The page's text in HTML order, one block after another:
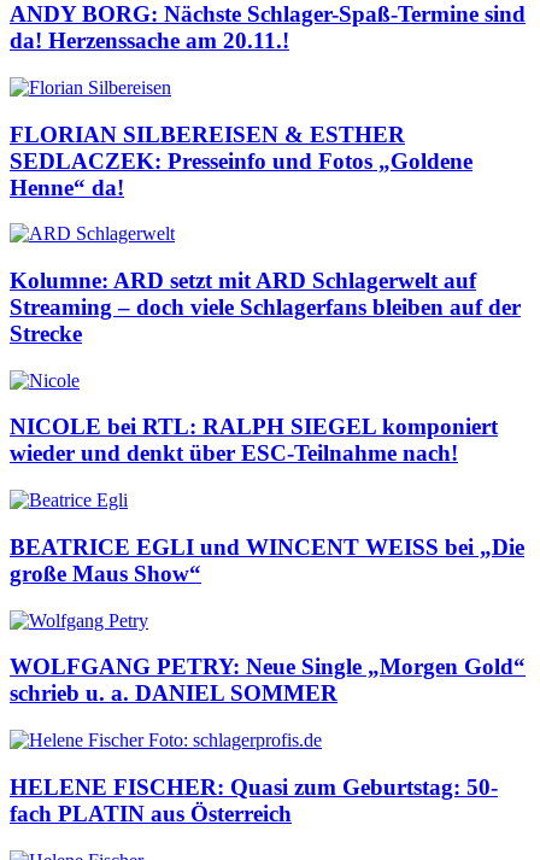
ANDY BORG: Nächste Schlager-Spaß-Termine sind
da! Herzenssache am 20.11.!
FLORIAN SILBEREISEN & ESTHER
SEDLACZEK: Presseinfo und Fotos „Goldene
Henne“ da!
Kolumne: ARD setzt mit ARD Schlagerwelt auf
Streaming – doch viele Schlagerfans bleiben auf der
Strecke
NICOLE bei RTL: RALPH SIEGEL komponiert
wieder und denkt über ESC-Teilnahme nach!
BEATRICE EGLI und WINCENT WEISS bei „Die
große Maus Show“
WOLFGANG PETRY: Neue Single „Morgen Gold“
schrieb u. a. DANIEL SOMMER
HELENE FISCHER: Quasi zum Geburtstag: 50-
fach PLATIN aus Österreich